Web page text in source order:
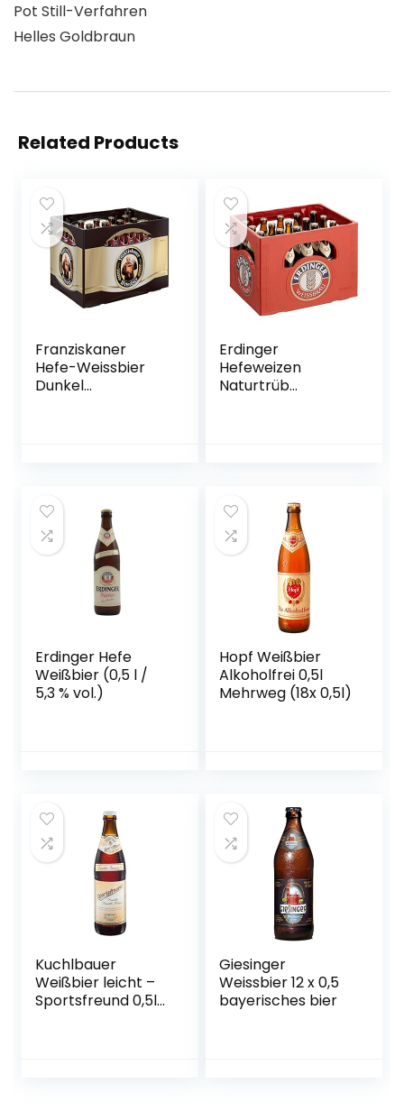
Pot Still-Verfahren
Helles Goldbraun
Related Products
Franziskaner
Hefe-Weissbier
Dunkel
Erdinger
Hefeweizen
Naturtrüb
Erdinger Hefe
Weißbier (0,5 l /
5,3 % vol.)
Hopf Weißbier
Alkoholfrei 0,5l
Mehrweg (18x 0,5l)
Kuchlbauer
Weißbier leicht –
Sportsfreund 0,5l
Giesinger
Weissbier 12 x 0,5
bayerisches bier